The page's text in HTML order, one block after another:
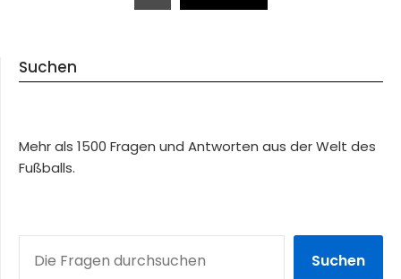
Suchen
Mehr als 1500 Fragen und Antworten aus der Welt des
Fußballs.
Suchen